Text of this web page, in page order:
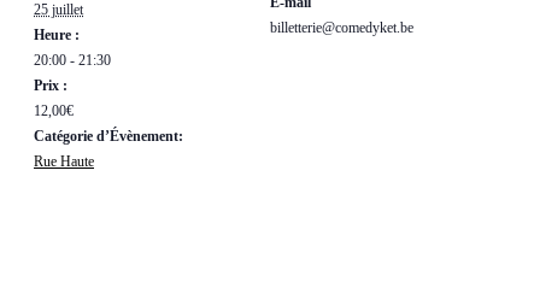
25 juillet
Heure :
20:00 - 21:30
Prix :
12,00€
Catégorie d’Évènement:
Rue Haute
billetterie@comedyket.be